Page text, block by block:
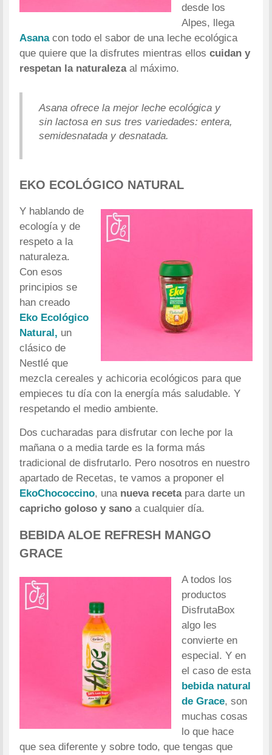
desde los
Alpes, llega
Asanacon todo el sabor de una leche ecológica
que quiere que la disfrutes mientras ellos cuidan y
respetan la naturalezaal máximo.
Asana ofrece la mejor leche ecológica y
sin lactosa en sus tres variedades: entera,
semidesnatada y desnatada.
EKO ECOLÓGICO NATURAL
Y hablando de
ecología y de
respeto a la
naturaleza.
Con esos
principios se
han creado
Eko Ecológico
Natural, un
clásico de
Nestlé que
mezcla cereales y achicoria ecológicos para que
empieces tu día con la energía más saludable. Y
respetando el medio ambiente.
Dos cucharadas para disfrutar con leche por la
mañana o a media tarde es la forma más
tradicional de disfrutarlo. Pero nosotros en nuestro
apartado de Recetas, te vamos a proponer el
EkoChococcino, una nueva recetapara darte un
capricho goloso y sano a cualquier día.
BEBIDA ALOE REFRESH MANGO
GRACE
A todos los
productos
DisfrutaBox
algo les
convierte en
especial. Y en
el caso de esta
bebida natural
de Grace, son
muchas cosas
lo que hace
que sea diferente y sobre todo, que tengas que